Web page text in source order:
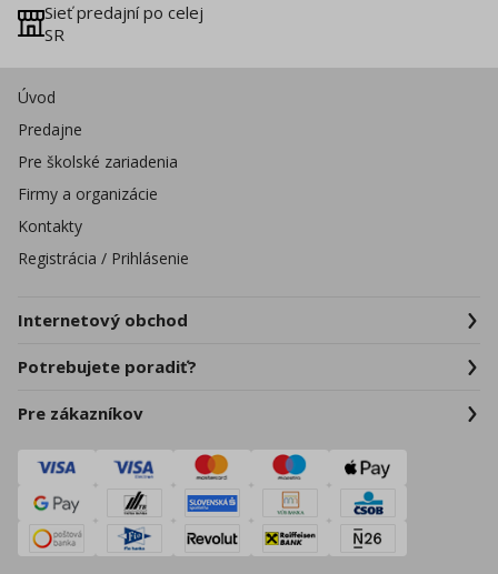
Sieť predajní po celej
SR
Úvod
Predajne
Pre školské zariadenia
Firmy a organizácie
Kontakty
Registrácia / Prihlásenie
Internetový obchod
Potrebujete poradiť?
Pre zákazníkov